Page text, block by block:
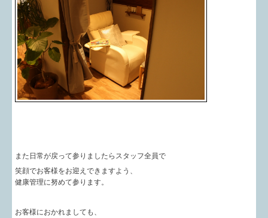
また日常が戻って参りましたらスタッフ全員で
笑顔でお客様をお迎えできますよう、
健康管理に努めて参ります。
お客様におかれましても、